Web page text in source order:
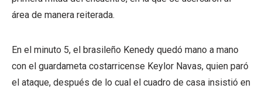
área de manera reiterada.
En el minuto 5, el brasileño Kenedy quedó mano a mano
con el guardameta costarricense Keylor Navas, quien paró
el ataque, después de lo cual el cuadro de casa insistió en